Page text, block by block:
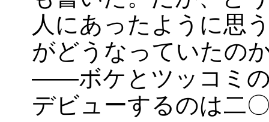
人にあったように思
がどうなっていたの
――ボケとツッコミの
デビューするのは二